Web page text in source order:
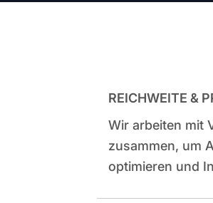
REICHWEITE &
Wir arbeiten mit
zusammen, um
optimieren und